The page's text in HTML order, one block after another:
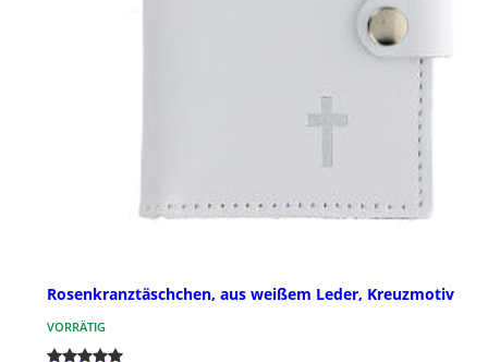
Rosenkranztäschchen, aus weißem Leder, Kreuzmotiv
VORRÄTIG